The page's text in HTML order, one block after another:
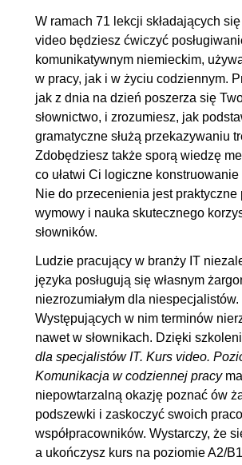
5.1. Podział rzeczowników na
rodzaje
5.2. Formy żeńskie
rzeczowników
5.3. Rzeczowniki
odczasownikowe - nazwy
czynności
5.4. Rzeczowniki złożone -
Komposita
5.5. Tworzenie liczby mnogiej
5.6. Przeczenia kein i keine
5.7. Deklinacja - Nominativ
5.8. Deklinacja - Akkusativ
5.9. Deklinacja - Dativ
5.10. Deklinacja - Genitiv
5.11. Wstęp do rekcji
rzeczowników
6. Przymiotnik
6.1. Przymiotnik w orzeczeniu
W ramach 71 lekcji składających
video będziesz ćwiczyć
komunikatywnym niemieckim,
w pracy, jak i w życiu codziennym.
jak z dnia na dzień poszerza się
słownictwo, i zrozumiesz, jak
gramatyczne służą przekazywaniu
Zdobędziesz także sporą wiedzę
co ułatwi Ci logiczne
Nie do przecenienia jest
wymowy i nauka skutecznego
słowników.
Ludzie pracujący w branży IT
języka posługują się własnym
niezrozumiałym dla niespecjalistów.
Występujących w nim terminów
nawet w słownikach. Dzięki
dla specjalistów IT. Kurs video.
Komunikacja w codziennej pracy
niepowtarzalną okazję poznać ów
podszewki i zaskoczyć swoich
współpracowników. Wystarczy, że
a ukończysz kurs na poziomie A2/